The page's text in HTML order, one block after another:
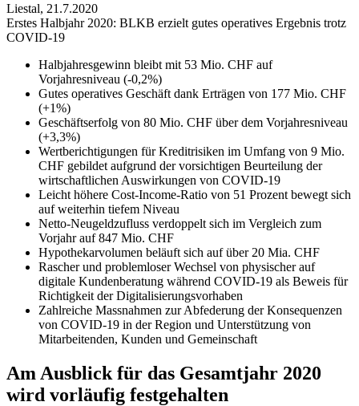
Liestal, 21.7.2020
Erstes Halbjahr 2020: BLKB erzielt gutes operatives Ergebnis trotz
COVID-19
Halbjahresgewinn bleibt mit 53 Mio. CHF auf
Vorjahresniveau (-0,2%)
Gutes operatives Geschäft dank Erträgen von 177 Mio. CHF
(+1%)
Geschäftserfolg von 80 Mio. CHF über dem Vorjahresniveau
(+3,3%)
Wertberichtigungen für Kreditrisiken im Umfang von 9 Mio.
CHF gebildet aufgrund der vorsichtigen Beurteilung der
wirtschaftlichen Auswirkungen von COVID-19
Leicht höhere Cost-Income-Ratio von 51 Prozent bewegt sich
auf weiterhin tiefem Niveau
Netto-Neugeldzufluss verdoppelt sich im Vergleich zum
Vorjahr auf 847 Mio. CHF
Hypothekarvolumen beläuft sich auf über 20 Mia. CHF
Rascher und problemloser Wechsel von physischer auf
digitale Kundenberatung während COVID-19 als Beweis für
Richtigkeit der Digitalisierungsvorhaben
Zahlreiche Massnahmen zur Abfederung der Konsequenzen
von COVID-19 in der Region und Unterstützung von
Mitarbeitenden, Kunden und Gemeinschaft
Am Ausblick für das Gesamtjahr 2020
wird vorläufig festgehalten